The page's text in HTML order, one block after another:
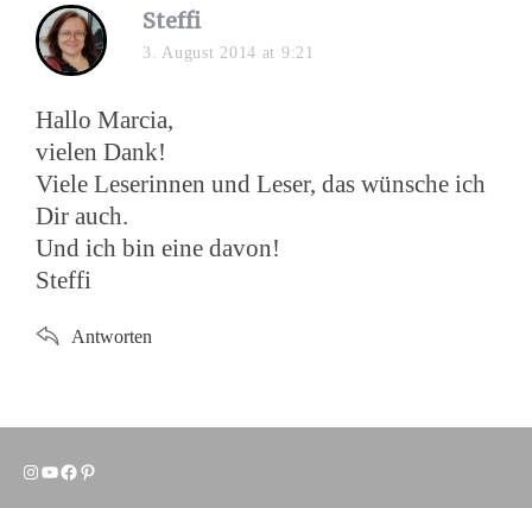
s
a
s
:
Steffi
3. August 2014 at 9:21
Hallo Marcia,
vielen Dank!
Viele Leserinnen und Leser, das wünsche ich
Dir auch.
Und ich bin eine davon!
Steffi
Antworten
Instagram YouTube Facebook Pinterest